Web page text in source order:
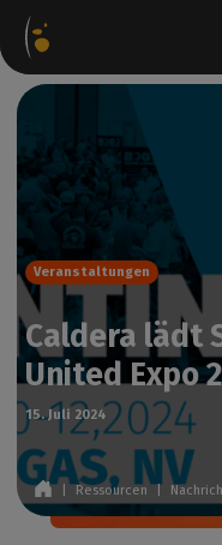
Veranstaltungen
Caldera lädt
United Expo
15. Juli 2024
Ressourcen |